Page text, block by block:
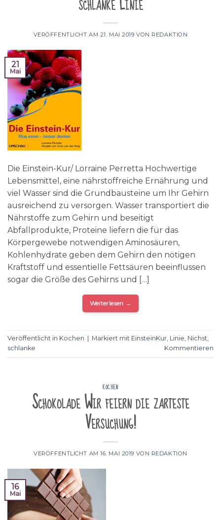
VERÖFFENTLICHT AM 21. MAI 2019 VON REDAKTION
21
Mai
Die Einstein-Kur/ Lorraine Perretta Hochwertige
Lebensmittel, eine nährstoffreiche Ernährung und
viel Wasser sind die Grundbausteine um Ihr Gehirn
ausreichend zu versorgen. Wasser transportiert die
Nährstoffe zum Gehirn und beseitigt
Abfallprodukte, Proteine liefern die für das
Körpergewebe notwendigen Aminosäuren,
Kohlenhydrate geben dem Gehirn den nötigen
Kraftstoff und essentielle Fettsäuren beeinflussen
sogar die Größe des Gehirns und […]
Weiterlesen →
Veröffentlicht in Kochen Markiert mit EinsteinKur Linie Nichst
schlanke
Kommentieren
KOCHEN
Schokolade Wir feiern die zarteste
Versuchung!
VERÖFFENTLICHT AM16. MAI 2019 VON REDAKTION
16
Mai